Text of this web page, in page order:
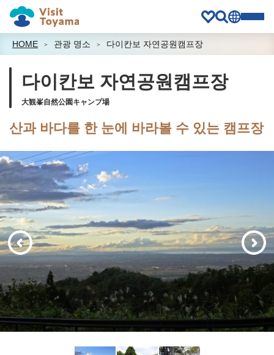
HOME 관광 명소 다이칸보 자연공원캠프장
다이칸보 자연공원캠프장
大観峯自然公園キャンプ場
산과 바다를 한 눈에 바라볼 수 있는 캠프장